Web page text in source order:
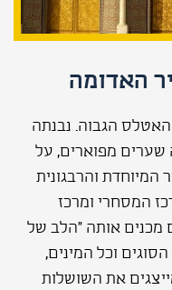
הגבוה. נבנתה
ובה שערים מפוארים, על
והרבגונית
המסחרי ומרכז
מכנים אותה "הלב של
וכל המינים,
את השושלות